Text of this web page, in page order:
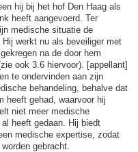
hij bij het hof Den Haag als
heeft aangevoerd. Ter
medische situatie de
werkt nu als beveiliger met
na de door hem
ook 3.6 hiervoor). [appellant]
te ondervinden aan zijn
behandeling, behalve dat
heeft gehad, waarvoor hij
niet meer medische
heeft gedaan. Hij biedt
medische expertise, zodat
gebracht.